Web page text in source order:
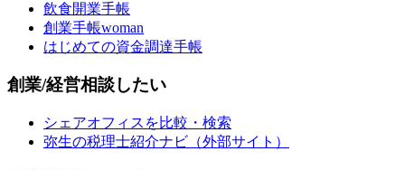
飲食開業手帳
創業手帳woman
はじめての資金調達手帳
創業/経営相談したい
シェアオフィスを比較・検索
弥生の税理士紹介ナビ（外部サイト）